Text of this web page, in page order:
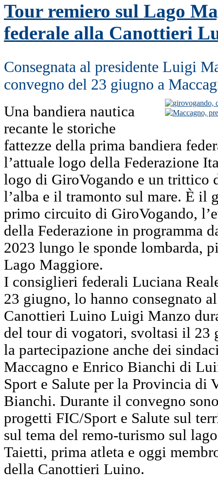
Tour remiero sul Lago
federale alla Canottieri
Consegnata al presidente Luigi
convegno del 23 giugno a
Una bandiera nautica
recante le storiche
fattezze della prima bandiera
l’attuale logo della Federazione
logo di GiroVogando e un trittico
l’alba e il tramonto sul mare. È il
primo circuito di GiroVogando,
della Federazione in programma
2023 lungo le sponde lombarda,
Lago Maggiore.
I consiglieri federali Luciana
23 giugno, lo hanno consegnato
Canottieri Luino Luigi Manzo
del tour di vogatori, svoltasi il 23
la partecipazione anche dei
Maccagno e Enrico Bianchi di
Sport e Salute per la Provincia di
Bianchi. Durante il convegno
progetti FIC/Sport e Salute sul
sul tema del remo-turismo sul
Taietti, prima atleta e oggi
della Canottieri Luino.